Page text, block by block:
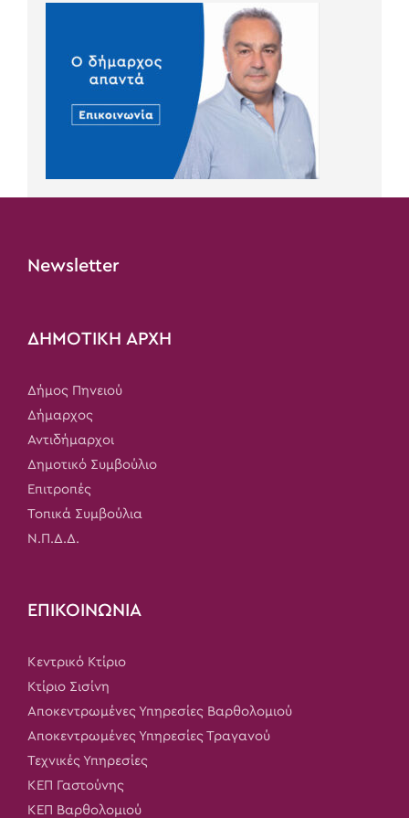
Newsletter
ΔΗΜΟΤΙΚΗ ΑΡΧΗ
Δήμος Πηνειού
Δήμαρχος
Αντιδήμαρχοι
Δημοτικό Συμβούλιο
Επιτροπές
Τοπικά Συμβούλια
Ν.Π.Δ.Δ.
ΕΠΙΚΟΙΝΩΝΙΑ
Κεντρικό Κτίριο
Κτίριο Σισίνη
Αποκεντρωμένες Υπηρεσίες Βαρθολομιού
Αποκεντρωμένες Υπηρεσίες Τραγανού
Τεχνικές Υπηρεσίες
ΚΕΠ Γαστούνης
ΚΕΠ Βαρθολομιού